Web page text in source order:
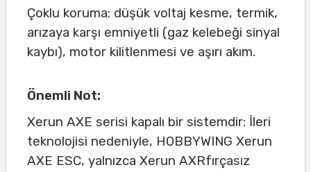
Çoklu koruma: düşük voltaj kesme, termik,
arızaya karşı emniyetli (gaz kelebeği sinyal
kaybı), motor kilitlenmesi ve aşırı akım.
Önemli Not:
Xerun AXE serisi kapalı bir sistemdir: İleri
teknolojisi nedeniyle, HOBBYWING Xerun
AXE ESC, yalnızca Xerun AXRfırçasız